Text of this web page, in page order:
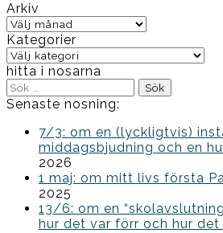
Arkiv
Arkiv
Kategorier
Kategorier
hitta i nosarna
Sök
efter:
Senaste nosning:
7/3: om en (lyckligtvis)
middagsbjudning och en
2026
1 maj: om mitt livs första
2025
13/6: om en
hur det var förr och hur det